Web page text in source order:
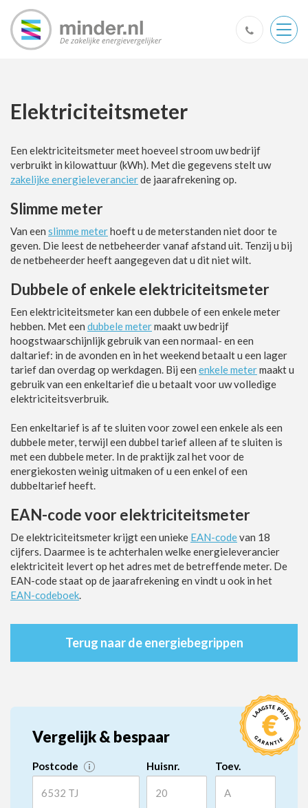
Elektriciteitsmeter
Een elektriciteitsmeter meet hoeveel stroom uw bedrijf
verbruikt in kilowattuur (kWh). Met die gegevens stelt uw
zakelijke energieleverancierde jaarafrekening op.
Slimme meter
Van een slimme meterhoeft u de meterstanden niet door te
geven. Die leest de netbeheerder vanaf afstand uit. Tenzij u bij
de netbeheerder heeft aangegeven dat u dit niet wilt.
Dubbele of enkele elektriciteitsmeter
Een elektriciteitsmeter kan een dubbele of een enkele meter
hebben. Met een dubbele metermaakt uw bedrijf
hoogstwaarschijnlijk gebruik van een normaal- en een
daltarief: in de avonden en in het weekend betaalt u een lager
tarief dan overdag op werkdagen. Bij een enkele metermaakt u
gebruik van een enkeltarief die u betaalt voor uw volledige
elektriciteitsverbruik.
Een enkeltarief is af te sluiten voor zowel een enkele als een
dubbele meter, terwijl een dubbel tarief alleen af te sluiten is
met een dubbele meter. In de praktijk zal het voor de
energiekosten weinig uitmaken of u een enkel of een
dubbeltarief heeft.
EAN-code voor elektriciteitsmeter
De elektriciteitsmeter krijgt een unieke EAN-codevan 18
cijfers. Daarmee is te achterhalen welke energieleverancier
elektriciteit levert op het adres met de betreffende meter. De
EAN-code staat op de jaarafrekening en vindt u ook in het
EAN-codeboek.
Terug naar de energiebegrippen
Vergelijk & bespaar
Postcode Huisnr. Toev.